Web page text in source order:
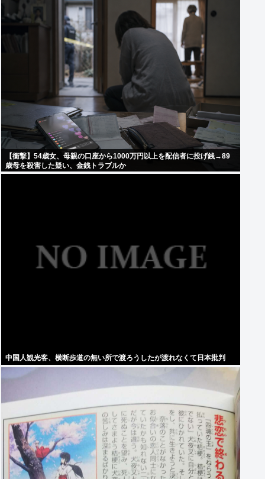
【衝撃】54歳女、母親の口座から1000万円以上を配信者に投げ銭→89
歳母を殺害した疑い、金銭トラブルか
中国人観光客、横断歩道の無い所で渡ろうしたが渡れなくて日本批判